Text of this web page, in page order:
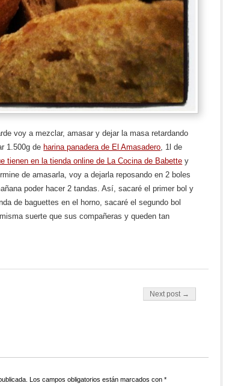
voy a mezclar, amasar y dejar la masa retardando
1.500g de harina panadera de El Amasadero, 1l de
tienen en la tienda online de La Cocina de Babette y
de amasarla, voy a dejarla reposando en 2 boles
poder hacer 2 tandas. Así, sacaré el primer bol y
de baguettes en el horno, sacaré el segundo bol
suerte que sus compañeras y queden tan
Next post →
Los campos obligatorios están marcados con *